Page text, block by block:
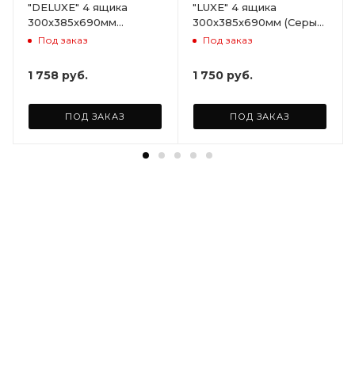
"DELUXE" 4 ящика
300х385х690мм
(Светло-бежевый)
Под заказ
1 758 руб.
ПОД ЗАКАЗ
"LUXE" 4 ящика
300х385х690мм (Серый)
ARD258086
Под заказ
1 750 руб.
ПОД ЗАКАЗ